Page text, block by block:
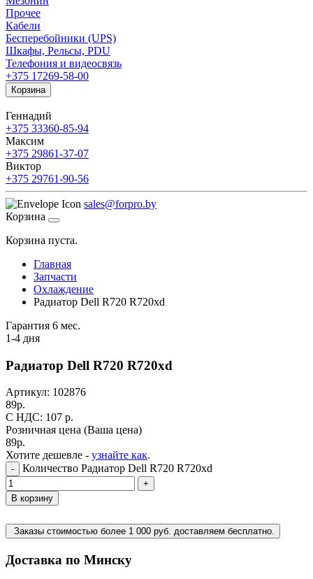
Прочее
Кабели
Бесперебойники (UPS)
Шкафы, Рельсы, PDU
Телефония и видеосвязь
+375 17269-58-00
Корзина
Геннадий
+375 33360-85-94
Максим
+375 29861-37-07
Виктор
+375 29761-90-56
sales@forpro.by
Корзина
Корзина пуста.
Главная
Запчасти
Охлаждение
Радиатор Dell R720 R720xd
Гарантия 6 мес.
1-4 дня
Радиатор Dell R720 R720xd
Артикул: 102876
89р.
C НДС: 107 р.
Розничная цена (Ваша цена)
89р.
Хотите дешевле - узнайте как.
- Количество Радиатор Dell R720 R720xd
+
В корзину
Заказы стоимостью более 1 000 руб. доставляем бесплатно.
Доставка по Минску